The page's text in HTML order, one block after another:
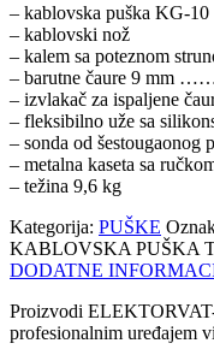
– kablovska puška KG-10
– kablovski nož
– kalem sa
– barutne čaure 9
– izvlakač za ispaljene
– fleksibilno uže sa
– sonda od
– metalna kaseta sa
– težina 9,6 kg
Kategorija: PUŠKE
KABLOVSKA PUŠKA
DODATNE
Proizvodi ELEKTORVAT-
profesionalnim uređajem